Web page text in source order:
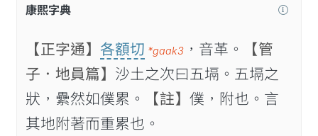
康熙字典
【正字通】 各額切 *gaak3 ，音革。
【管
子．地員篇】 沙土之次曰五塥。五塥之
狀，纍然如僕累。
【註】 僕，附也。言
其地附著而重累也。